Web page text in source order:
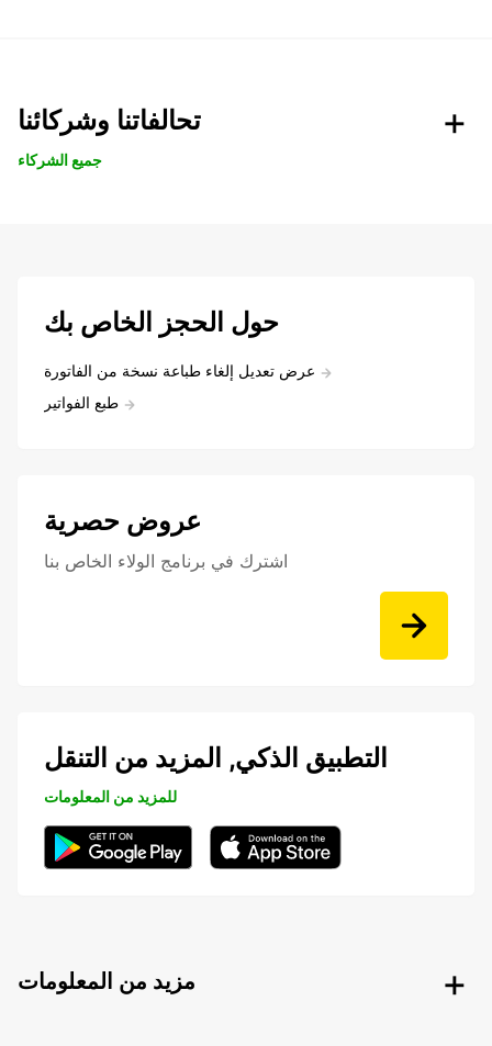
تحالفاتنا وشركائنا
جميع الشركاء
حول الحجز الخاص بك
عرض تعديل إلغاء طباعة نسخة من الفاتورة
طبع الفواتير
عروض حصرية
اشترك في برنامج الولاء الخاص بنا
التطبيق الذكي, المزيد من التنقل
للمزيد من المعلومات
مزيد من المعلومات